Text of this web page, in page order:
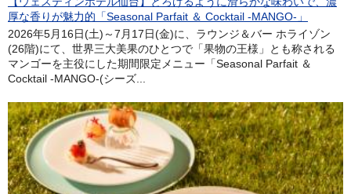
厚な香りが魅力的「Seasonal Parfait ＆ Cocktail -MANGO-」
2026年5月16日(土)～7月17日(金)に、ラウンジ＆バー ホライゾン
(26階)にて、世界三大美果のひとつで「果物の王様」とも称される
マンゴーを主役にした期間限定メニュー「Seasonal Parfait ＆
Cocktail -MANGO-(シーズ...